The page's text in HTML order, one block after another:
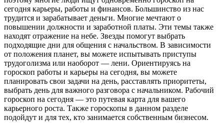
сегодня карьеры, работы и финансов. Большинство из нас
трудится и зарабатывает деньги. Многие мечтают о
повышении должности и заработной платы. Эти темы также
находят отражение на небе. Звезды помогут выбрать
подходящие дни для общения с начальством. В зависимости
от положения планет, вы можете испытывать приступы
трудоголизма или наоборот — лени. Ориентируясь на
гороскоп работы и карьеры на сегодня, вы можете
планировать свои задачи на день, расставлять приоритеты,
выбрать день для важного разговора с начальником. Рабочий
гороскоп на сегодня — это путевая карта для вашего
карьерного роста. Также гороскопы в данном разделе
подойдут и для тех, кто занимается собственным бизнесом.